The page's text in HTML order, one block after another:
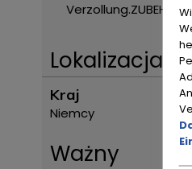
Verzollung.
Lokalizacja
Kraj
Niemcy
Ważny